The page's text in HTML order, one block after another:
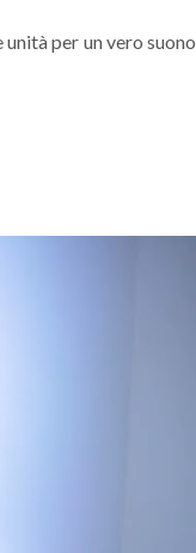
per un vero suono